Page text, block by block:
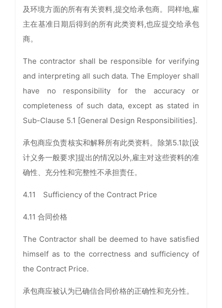
及环境方面的所有有关资料,提交给承包商。同样地,雇
主在基准日期后得到的所有此类资料,也应提交给承包
商。
The contractor shall be responsible for verifying
and interpreting all such data. The Employer shall
have no responsibility for the accuracy or
completeness of such data, except as stated in
Sub-Clause 5.1 [General Design Responsibilities].
承包商应负责核实和解释所有此类资料。除第5.1款[设
计义务一般要求]提出的情况以外,雇主对这些资料的准
确性、充分性和完整性不承担责任。
4.11 Sufficiency of the Contract Price
4.11 合同价格
The Contractor shall be deemed to have satisfied
himself as to the correctness and sufficiency of
the Contract Price.
承包商应被认为已确信合同价格的正确性和充分性。